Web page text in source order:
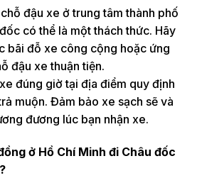
đậu xe ở trung tâm thành phố
có thể là một thách thức. Hãy
bãi đỗ xe công cộng hoặc ứng
đậu xe thuận tiện.
đúng giờ tại địa điểm quy định
muộn. Đảm bảo xe sạch sẽ và
đương lúc bạn nhận xe.
ở Hồ Chí Minh đi Châu đốc